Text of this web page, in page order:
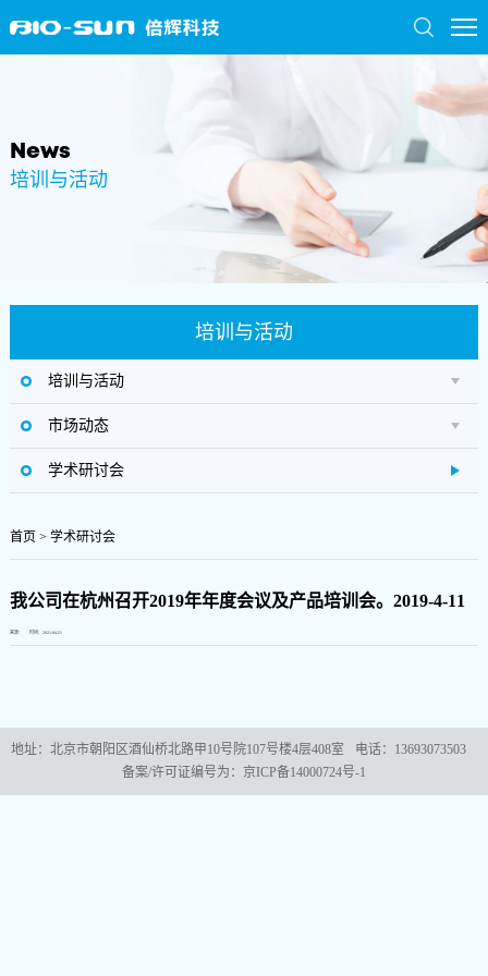
News
培训与活动
培训与活动
培训与活动
市场动态
学术研讨会
首页 > 学术研讨会
我公司在杭州召开2019年年度会议及产品培训会。2019-4-11
来源： 时间：2021-04-21
地址：北京市朝阳区酒仙桥北路甲10号院107号楼4层408室
电话：13693073503
备案/许可证编号为： 京ICP备14000724号-1